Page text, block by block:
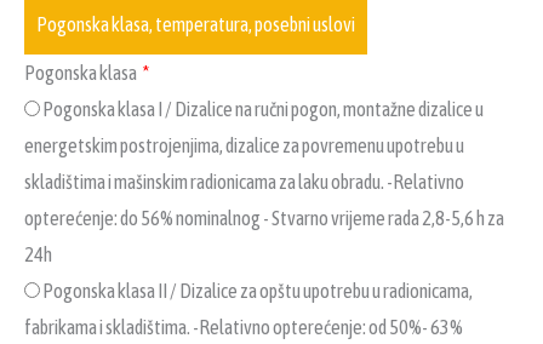
Pogonska klasa, temperatura, posebni uslovi
Pogonska klasa
Pogonska klasa I / Dizalice na ručni pogon, montažne dizalice u
energetskim postrojenjima, dizalice za povremenu upotrebu u
skladištima i mašinskim radionicama za laku obradu. -Relativno
opterećenje: do 56% nominalnog - Stvarno vrijeme rada 2,8-5,6 h za
24h
Pogonska klasa II / Dizalice za opštu upotrebu u radionicama,
fabrikama i skladištima. -Relativno opterećenje: od 50%- 63%